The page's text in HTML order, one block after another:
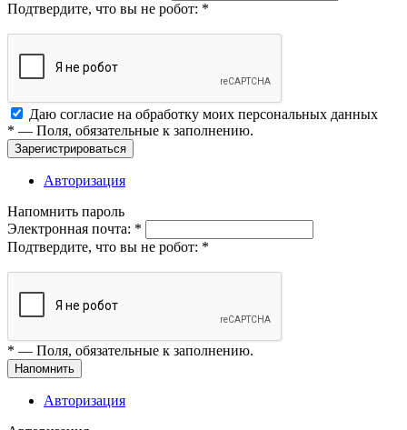
Подтвердите, что вы не робот: *
Даю согласие на обработку моих персональных данных
* — Поля, обязательные к заполнению.
Зарегистрироваться
Авторизация
Напомнить пароль
Электронная почта: *
Подтвердите, что вы не робот: *
* — Поля, обязательные к заполнению.
Напомнить
Авторизация